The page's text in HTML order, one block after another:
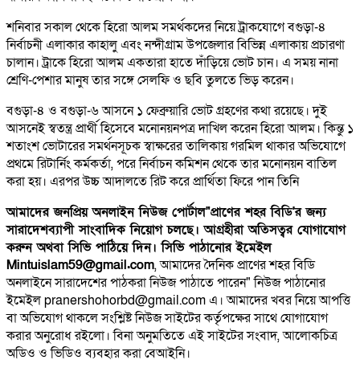
শনিবার সকাল থেকে হিরো আলম সমর্থকদের নিয়ে ট্রাকযোগে বগুড়া-৪
নির্বাচনী এলাকার কাহালু এবং নন্দীগ্রাম উপজেলার বিভিন্ন এলাকায় প্রচারণা
চালান। ট্রাকে হিরো আলম একতারা হাতে দাঁড়িয়ে ভোট চান। এ সময় নানা
শ্রেণি-পেশার মানুষ তার সঙ্গে সেলফি ও ছবি তুলতে ভিড় করেন।
বগুড়া-৪ ও বগুড়া-৬ আসনে ১ ফেব্রুয়ারি ভোট গ্রহণের কথা রয়েছে। দুই
আসনেই স্বতন্ত্র প্রার্থী হিসেবে মনোনয়নপত্র দাখিল করেন হিরো আলম। কিন্তু ১
শতাংশ ভোটারের সমর্থনসূচক স্বাক্ষরের তালিকায় গরমিল থাকার অভিযোগে
প্রথমে রিটার্নিং কর্মকর্তা, পরে নির্বাচন কমিশন থেকে তার মনোনয়ন বাতিল
করা হয়। এরপর উচ্চ আদালতে রিট করে প্রার্থিতা ফিরে পান তিনি
আমাদের জনপ্রিয় অনলাইন নিউজ পোর্টাল"প্রাণের শহর বিডি'র জন্য
সারাদেশব্যাপী সাংবাদিক নিয়োগ চলছে। আগ্রহীরা অতিসত্বর যোগাযোগ
করুন অথবা সিভি পাঠিয়ে দিন। সিভি পাঠানোর ইমেইল
Mintuislam59@gmail.com, আমাদের দৈনিক প্রাণের শহর বিডি
অনলাইনে সারাদেশের পাঠকরা নিউজ পাঠাতে পারেন" নিউজ পাঠানোর
ইমেইল pranershohorbd@gmail.com এ। আমাদের খবর নিয়ে আপত্তি
বা অভিযোগ থাকলে সংশ্লিষ্ট নিউজ সাইটের কর্তৃপক্ষের সাথে যোগাযোগ
করার অনুরোধ রইলো। বিনা অনুমতিতে এই সাইটের সংবাদ, আলোকচিত্র
অডিও ও ভিডিও ব্যবহার করা বেআইনি।